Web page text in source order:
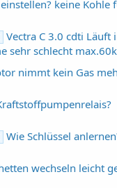
keine Kohle
Vectra C 3.0 cdti
sehr schlecht
nimmt kein Gas
Wie Schlüssel
wechseln leicht